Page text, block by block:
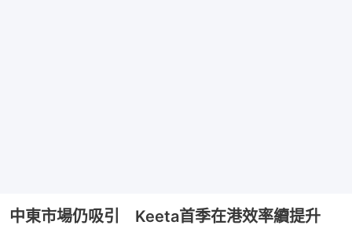
中東市場仍吸引 Keeta首季在港效率續提升